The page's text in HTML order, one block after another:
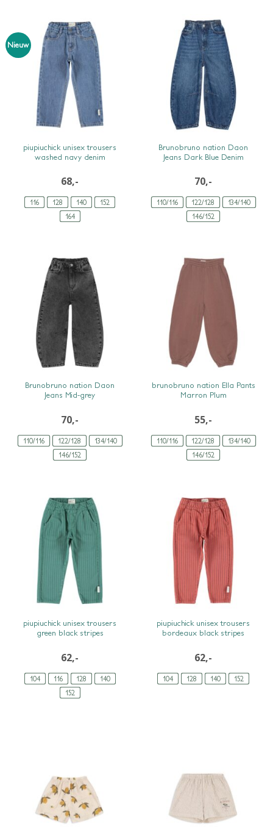
Nieuw
116 128 140
152
164
piupiuchick unisex trousers
washed navy denim
68,-
110/116 122/128
134/140
146/152
Brunobruno nation Daon
Jeans Dark Blue Denim
70,-
SNEL BEKIJKEN
110/116 122/128
134/140
146/152
Brunobruno nation Daon
Jeans Mid-grey
70,-
SNEL BEKIJKEN
110/116 122/128
134/140
146/152
brunobruno nation Ella Pants
Marron Plum
55,-
SNEL BEKIJKEN
104 116 128
140
152
piupiuchick unisex trousers
green black stripes
62,-
SNEL BEKIJKEN
104 128 140 152
piupiuchick unisex trousers
bordeaux black stripes
62,-